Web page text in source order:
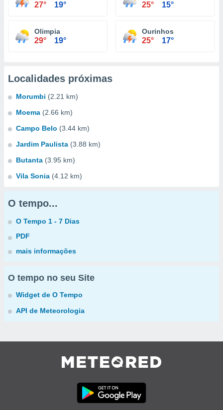
27° 19° 25° 15°
Olimpia
29° 19°
Ourinhos
25° 17°
Localidades próximas
Morumbi (2.21 km)
Moema (2.66 km)
Campo Belo (3.44 km)
Jardim Paulista (3.88 km)
Butanta (3.95 km)
Vila Sonia (4.12 km)
O tempo...
O Tempo 1 - 7 Dias
PDF
mais informações
O tempo no seu Site
Widget de O Tempo
API de Meteorologia